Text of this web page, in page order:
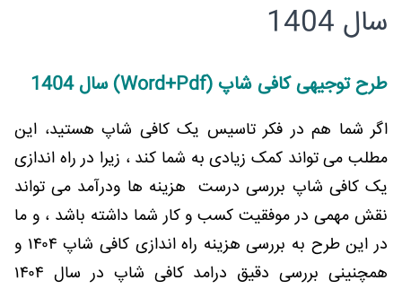
سال 1404
طرح توجیهی کافی شاپ (Word+Pdf) سال 1404
اگر شما هم در فکر تاسیس یک کافی شاپ هستید، این
مطلب می تواند کمک زیادی به شما کند ، زیرا در راه اندازی
یک کافی شاپ بررسی درست هزینه ها ودرآمد می تواند
نقش مهمی در موفقیت کسب و کار شما داشته باشد ، و ما
در این طرح به بررسی هزینه راه اندازی کافی شاپ ۱۴۰۴ و
همچنینی بررسی دقیق درامد کافی شاپ در سال ۱۴۰۴